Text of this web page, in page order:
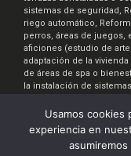
sistemas de seguridad,
riego automático,
perros, áreas de juegos,
aficiones (estudio de
adaptación de la
de áreas de spa o
la instalación de
para la creación de
motocicletas, Reforma
inteligente, Reforma de
creación de áreas de
Usamos cookies
experiencia en